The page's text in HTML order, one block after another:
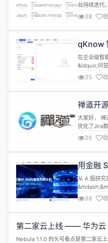
台持续迭代
开始关注、
也陆续收
平台销售
部署报错、
晰地理解 q...
38
qKnow
v2.2.3
具，
步增强
在企业级智
&ldquo;问
程、数据服
景。 这也
力、更清晰
绕 Agent 能
与已知问题
35
禅道开
Jira 数
Bug
大家好，
优化了Jira
本将为用户
感谢大家
供更优秀的
存储 将Jira
36
用金融
用工作
从 A 股研究
是怎么参与
创计划是
发者可以将
的用户直接
38
第二家云上线 —— 华为云
应用菜单与关于弹窗、侧
Nebula 1.1.0 的头号看点是第二家云